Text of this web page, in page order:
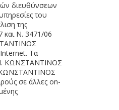
διευθύνσεων
του
της
και Ν. 3471/06
Internet. Τα
ΚΩΝΣΤΑΝΤΙΝΟΣ
ΚΩΝΣΤΑΝΤΙΝΟΣ
σε άλλες on-